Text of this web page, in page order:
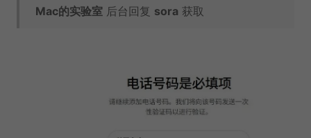
Mac的实验室 后台回复 sora 获取